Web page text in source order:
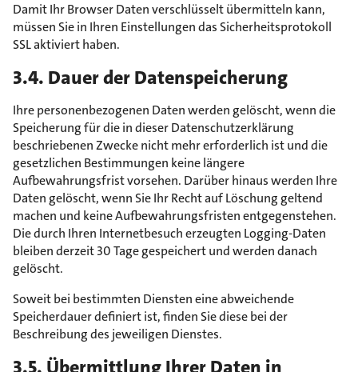
Damit Ihr Browser Daten verschlüsselt übermitteln kann,
müssen Sie in Ihren Einstellungen das Sicherheitsprotokoll
SSL aktiviert haben.
3.4. Dauer der Datenspeicherung
Ihre personenbezogenen Daten werden gelöscht, wenn die
Speicherung für die in dieser Datenschutzerklärung
beschriebenen Zwecke nicht mehr erforderlich ist und die
gesetzlichen Bestimmungen keine längere
Aufbewahrungsfrist vorsehen. Darüber hinaus werden Ihre
Daten gelöscht, wenn Sie Ihr Recht auf Löschung geltend
machen und keine Aufbewahrungsfristen entgegenstehen.
Die durch Ihren Internetbesuch erzeugten Logging-Daten
bleiben derzeit 30 Tage gespeichert und werden danach
gelöscht.
Soweit bei bestimmten Diensten eine abweichende
Speicherdauer definiert ist, finden Sie diese bei der
Beschreibung des jeweiligen Dienstes.